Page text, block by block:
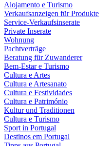
Alojamento e Turismo
Verkaufsanzeigen für Produkte
Service-Verkaufsinserate
Private Inserate
Wohnung
Pachtverträge
Beratung für Zuwanderer
Bem-Estar e Turismo
Cultura e Artes
Cultura e Artesanato
Cultura e Festividades
Cultura e Património
Kultur und Traditionen
Cultura e Turismo
Sport in Portugal
Destinos em Portugal